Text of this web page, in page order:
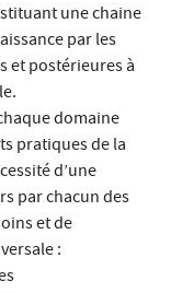
une chaine
par les
et postérieures à
domaine
pratiques de la
d’une
par chacun des
et de
: